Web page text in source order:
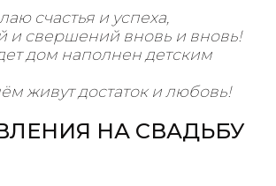
счастья и успеха,
и свершений вновь и вновь!
дом наполнен детским
живут достаток и любовь!
НА СВАДЬБУ